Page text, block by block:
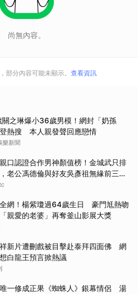
尚無內容。
部分內容可能未顯示。 查看資訊
之琳爆小36歲男模！網封「奶孫
熱搜 本人親發聲回應戀情
樂新聞
口認證合作男神顏值榜！金城武只排
老公馮德倫與好友吳彥祖無緣前三笑
網！楊紫瓊過64歲生日 豪門尪熱吻
親愛的老婆」再奪釜山影展大獎
新片遭刪戲被目擊赴泰拜四面佛 網
白龍王預言掀熱議
一修成正果《蜘蛛人》銀幕情侶 湯